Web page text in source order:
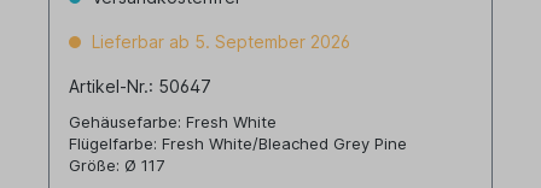
Lieferbar ab 5. September 2026
Artikel-Nr.: 50647
Gehäusefarbe: Fresh White
Flügelfarbe: Fresh White/Bleached Grey Pine
Größe: Ø 117